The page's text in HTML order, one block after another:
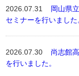
2026.07.31 岡山県
セミナーを行いました
2026.07.30 尚志館
を行いました。